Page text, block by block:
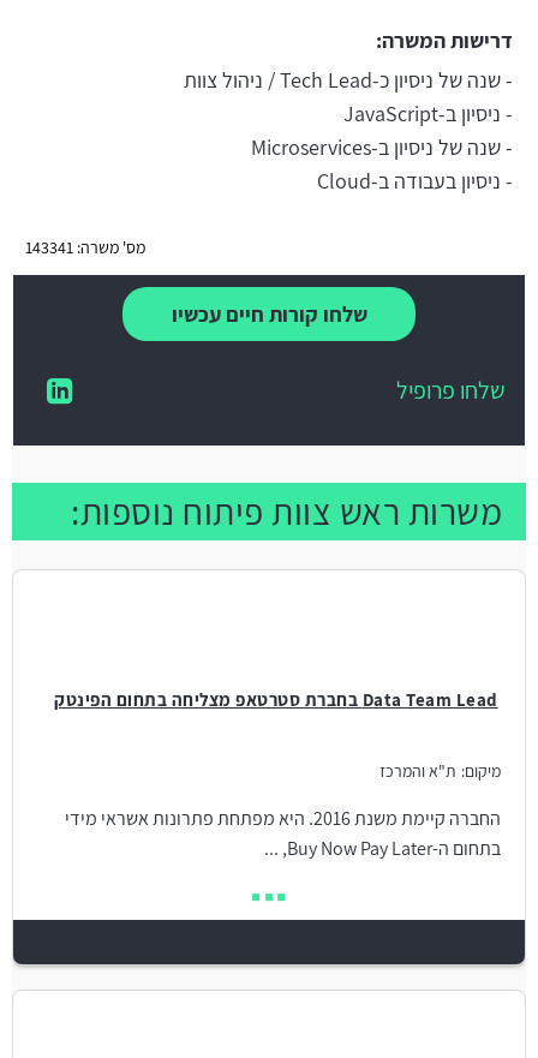
דרישות המשרה:
- שנה של ניסיון כ-Tech Lead / ניהול צוות
- ניסיון ב-JavaScript
- שנה של ניסיון ב-Microservices
- ניסיון בעבודה ב-Cloud
מס' משרה: 143341
שלחו קורות חיים עכשיו
שלחו פרופיל
משרות ראש צוות פיתוח נוספות:
Data Team Lead בחברת סטרטאפ מצליחה בתחום הפינטק
מיקום: ת"א והמרכז
החברה קיימת משנת 2016. היא מפתחת פתרונות אשראי מידי
בתחום ה-Buy Now Pay Later, ...